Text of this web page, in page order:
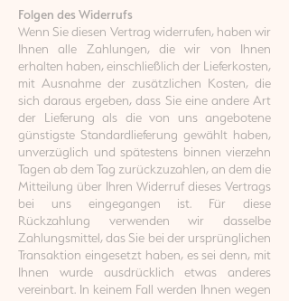
Folgen des Widerrufs
Wenn Sie diesen Vertrag widerrufen, haben wir
Ihnen alle Zahlungen, die wir von Ihnen
erhalten haben, einschließlich der Lieferkosten,
mit Ausnahme der zusätzlichen Kosten, die
sich daraus ergeben, dass Sie eine andere Art
der Lieferung als die von uns angebotene
günstigste Standardlieferung gewählt haben,
unverzüglich und spätestens binnen vierzehn
Tagen ab dem Tag zurückzuzahlen, an dem die
Mitteilung über Ihren Widerruf dieses Vertrags
bei uns eingegangen ist. Für diese
Rückzahlung verwenden wir dasselbe
Zahlungsmittel, das Sie bei der ursprünglichen
Transaktion eingesetzt haben, es sei denn, mit
Ihnen wurde ausdrücklich etwas anderes
vereinbart. In keinem Fall werden Ihnen wegen